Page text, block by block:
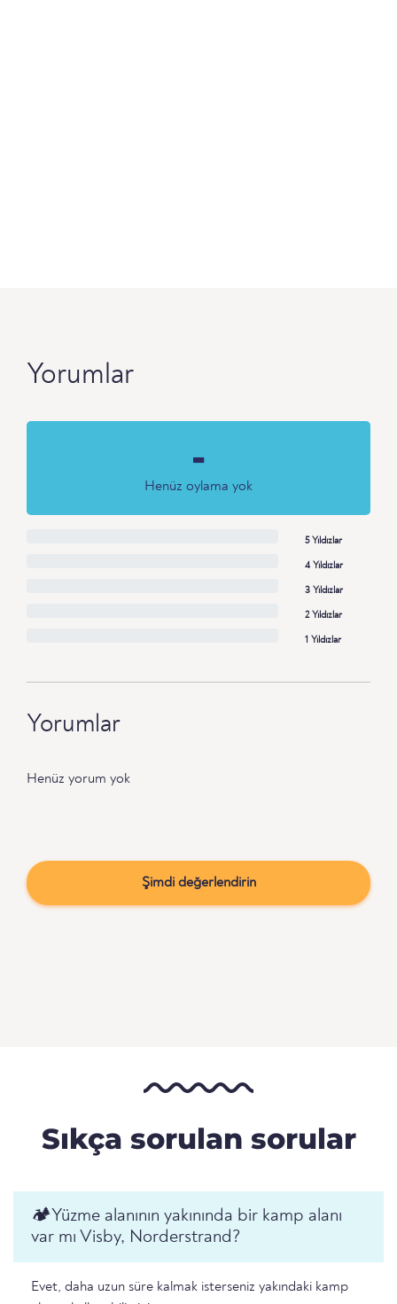
Yorumlar
-
Henüz oylama yok
5 Yıldızlar
4 Yıldızlar
3 Yıldızlar
2 Yıldızlar
1 Yıldızlar
Yorumlar
Henüz yorum yok
Şimdi değerlendirin
Sıkça sorulan sorular
🏕️️Yüzme alanının yakınında bir kamp alanı
var mı Visby, Norderstrand?
Evet, daha uzun süre kalmak isterseniz yakındaki kamp